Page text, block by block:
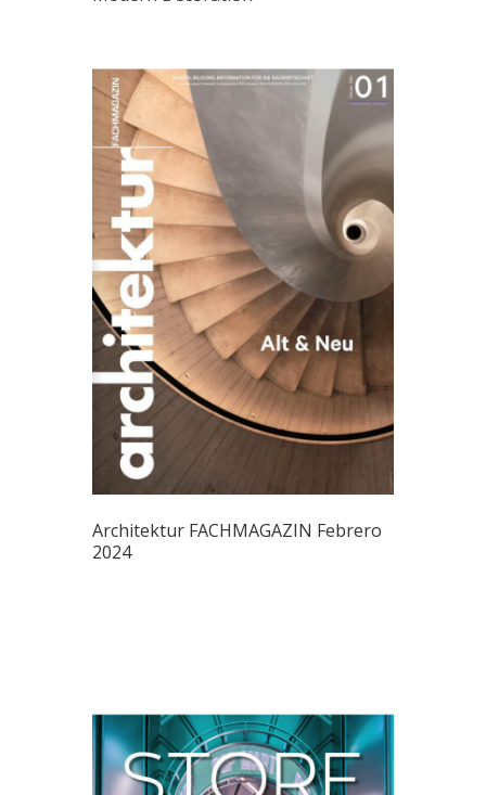
Architektur FACHMAGAZIN Febrero
2024